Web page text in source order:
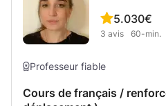
préparation au CE1D. 10 ans
professeur de piano m'ont
seulement dans la musique,
voie.
5.0
3 avis
30€
60-min.
Professeur fiable
Cours de français / renforcement (